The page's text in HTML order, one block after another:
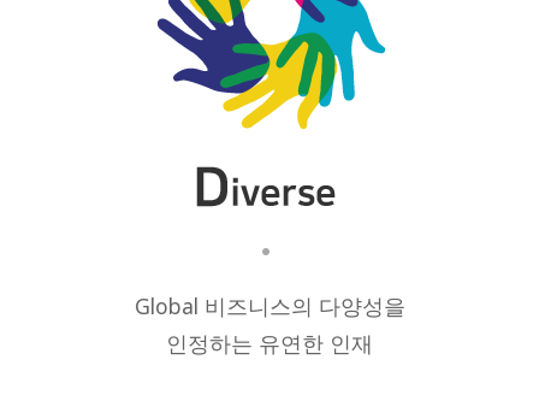
Global 비즈니스의 다양성을
인정하는 유연한 인재